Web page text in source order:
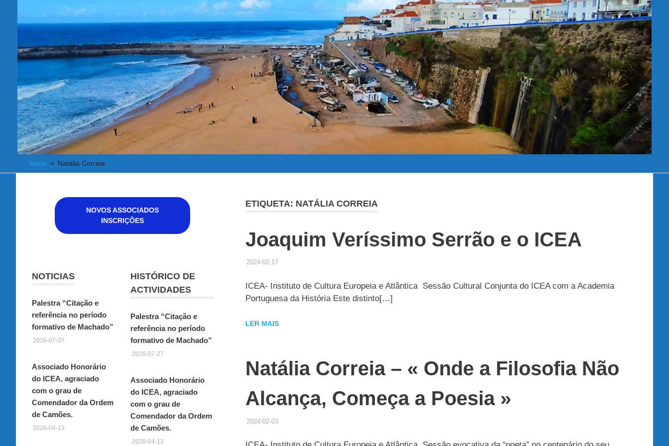
Início Natália Correia
ETIQUETA: NATÁLIA CORREIA
Joaquim Veríssimo Serrão e o ICEA
2024-02-17
ICEA- Instituto de Cultura Europeia e Atlântica Sessão Cultural Conjunta do ICEA com a Academia
Portuguesa da História Este distinto[…]
LER MAIS
Natália Correia – « Onde a Filosofia Não
Alcança, Começa a Poesia »
2024-02-03
NOVOS ASSOCIADOS
INSCRIÇÕES
NOTICIAS
Palestra “Citação e
referência no período
formativo de Machado”
2026-07-27
Associado Honorário
do ICEA, agraciado
com o grau de
Comendador da Ordem
de Camões.
2026-04-13
HISTÓRICO DE
ACTIVIDADES
Palestra “Citação e
referência no período
formativo de Machado”
2026-07-27
Associado Honorário
do ICEA, agraciado
com o grau de
Comendador da Ordem
de Camões.
2026-04-13